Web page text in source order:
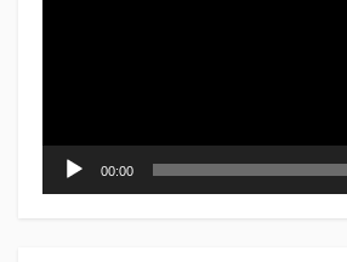
00:00